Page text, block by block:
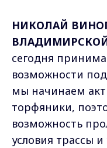
НИКОЛАЙ
сегодня
возможности
мы начинаем
торфяники,
возможность
условия трассы